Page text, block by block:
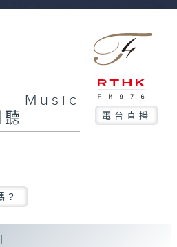
Music
電台直播
?